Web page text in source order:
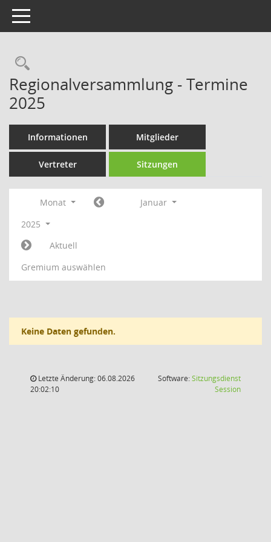
Toggle navigation
Rechercheauswahl
Regionalversammlung - Termine
2025
Informationen Mitglieder
Vertreter Sitzungen
Monat
Januar
2025
Aktuell
Gremium auswählen
Keine Daten gefunden.
Letzte Änderung: 06.08.2026
20:02:10
Software:Sitzungsdienst
Session(Wird in